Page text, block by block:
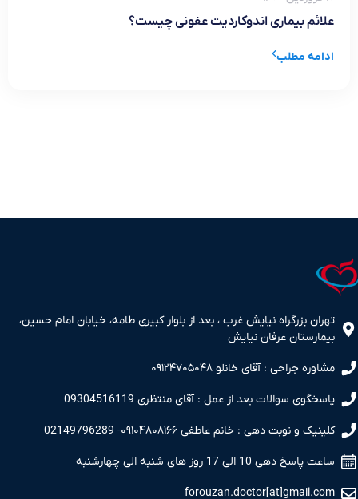
علائم بیماری اندوکاردیت عفونی چیست؟
ادامه مطلب
تهران بزرگراه نیایش غرب ، بعد از بلوار کبیری طامه، خیابان امام حسین،
بیمارستان عرفان نیایش
مشاوره جراحی : آقای خانلو ۰۹۱۲۴۷۰۵۰۴۸
پاسخگوی سوالات بعد از عمل : آقای منتظری 09304516119
کلینیک و نوبت دهی : خانم عاطفی ۰۹۱۰۴۸۰۸۱۶۶- 02149796289
ساعت پاسخ دهی 10 الی 17 روز های شنبه الی چهارشنبه
forouzan.doctor[at]gmail.com